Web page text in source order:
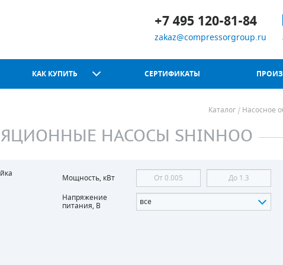
+7 495 120-81-84
zakaz@compressorgroup.ru
КАК КУПИТЬ СЕРТИФИКАТЫ
Каталог Насосное
НАСОСЫ SHINHOO
Мощность, кВт
Напряжение
питания, В все